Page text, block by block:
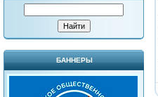
БАННЕРЫ